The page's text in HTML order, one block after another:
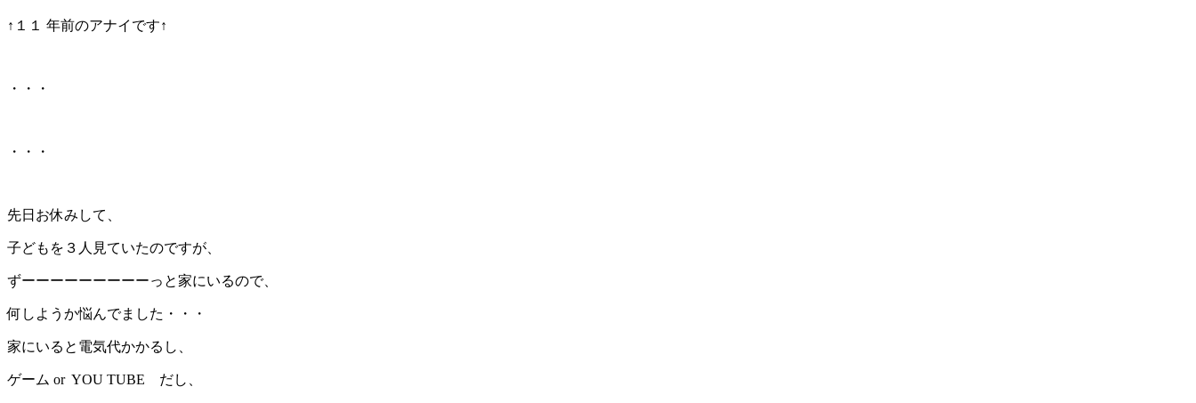
↑１１ 年前のアナイです↑
・・・
・・・
先日お休みして、
子どもを３人見ていたのですが、
ずーーーーーーーーーっと家にいるので、
何しようか悩んでました・・・
家にいると電気代かかるし、
ゲーム or YOU TUBE だし、